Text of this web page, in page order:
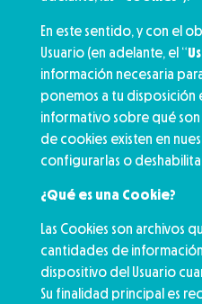
En este sentido, y con el
Usuario (en adelante, el “
información necesaria
ponemos a tu disposición
informativo sobre qué
de cookies existen en
configurarlas o
¿Qué es una Cookie?
Las Cookies son archivos
cantidades de
dispositivo del Usuario
Su finalidad principal es